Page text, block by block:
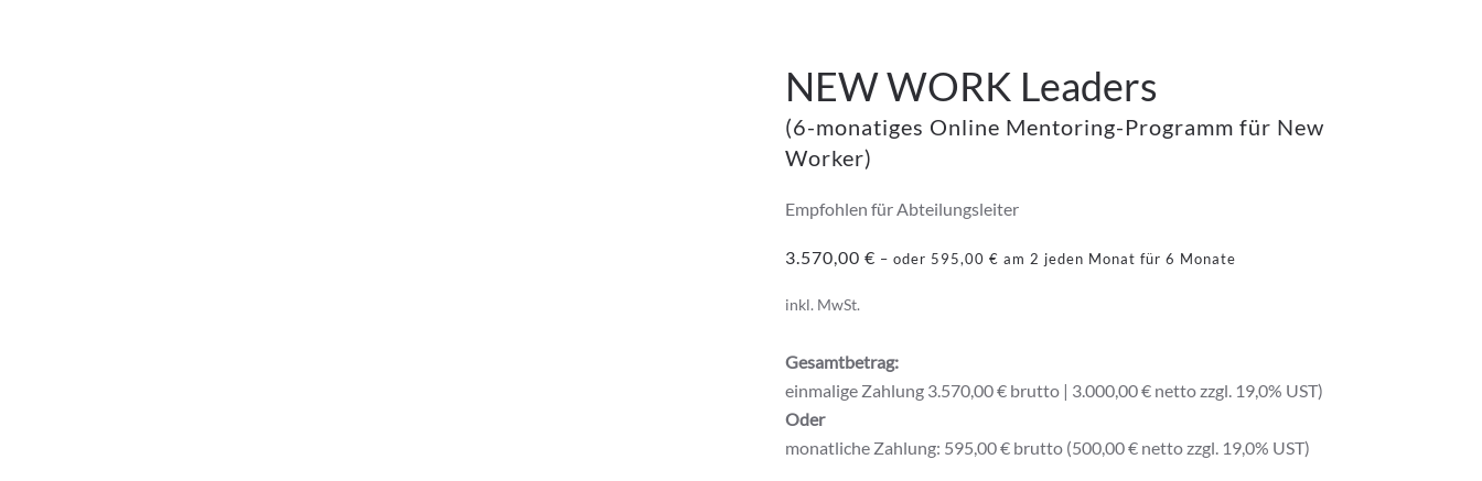
NEW WORK Leaders
(6-monatiges Online Mentoring-Programm für New
Worker)
Empfohlen für Abteilungsleiter
3.570,00 € – oder 595,00 € am 2 jeden Monat für 6 Monate
inkl. MwSt.
Gesamtbetrag:
einmalige Zahlung 3.570,00 € brutto | 3.000,00 € netto zzgl. 19,0% UST)
Oder
monatliche Zahlung: 595,00 € brutto (500,00 € netto zzgl. 19,0% UST)